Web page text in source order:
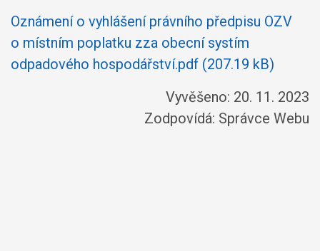
Oznámení o vyhlášení právního předpisu OZV
o místním poplatku zza obecní systím
odpadového hospodářství.pdf (207.19 kB)
Vyvěšeno: 20. 11. 2023
Zodpovídá: Správce Webu